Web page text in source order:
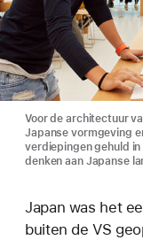
Voor de architectuur
Japanse vormgeving
verdiepingen gehuld
denken aan Japanse
Japan was het
buiten de VS